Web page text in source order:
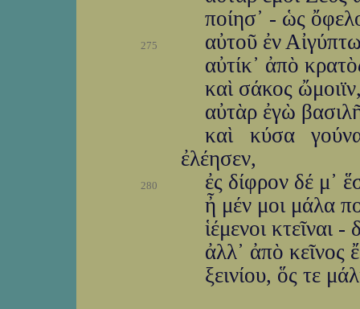
ποίησ᾽ - ὡς
275
αὐτοῦ ἐν
αὐτίκ᾽ ἀπὸ
καὶ σάκος
αὐτὰρ ἐγὼ
καὶ κύσα
ἐλέησεν,
280
ἐς δίφρον δέ μ᾽
ἦ μέν μοι μάλα
ἱέμενοι κτεῖναι
ἀλλ᾽ ἀπὸ κεῖνος
ξεινίου, ὅς τε